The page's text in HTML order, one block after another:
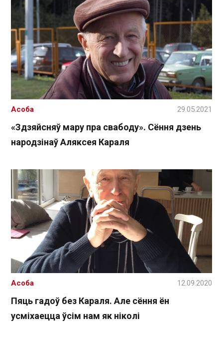
«Здзяйсняў мару пра свабоду». Сёння дзень
народзінаў Аляксея Караля
Асоба 29.05.2021
Пяць гадоў без Караля. Але сёння ён
усміхаецца ўсім нам як ніколі
Асоба 12.09.2020